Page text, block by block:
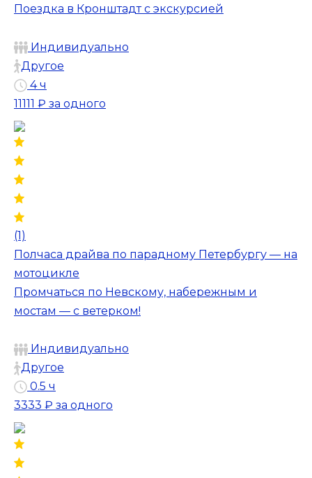
Поездка в Кронштадт с экскурсией
Индивидуально
Другое
4 ч
11111 ₽ за одного
(1)
Полчаса драйва по парадному Петербургу — на
мотоцикле
Промчаться по Невскому, набережным и
мостам — с ветерком!
Индивидуально
Другое
0.5 ч
3333 ₽ за одного